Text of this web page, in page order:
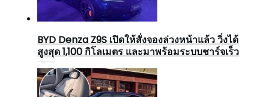
BYD Denza Z9S เปิดให้สั่งจองล่วงหน้าแล้ว วิ่งได้
สูงสุด 1,100 กิโลเมตร และมาพร้อมระบบชาร์จเร็ว